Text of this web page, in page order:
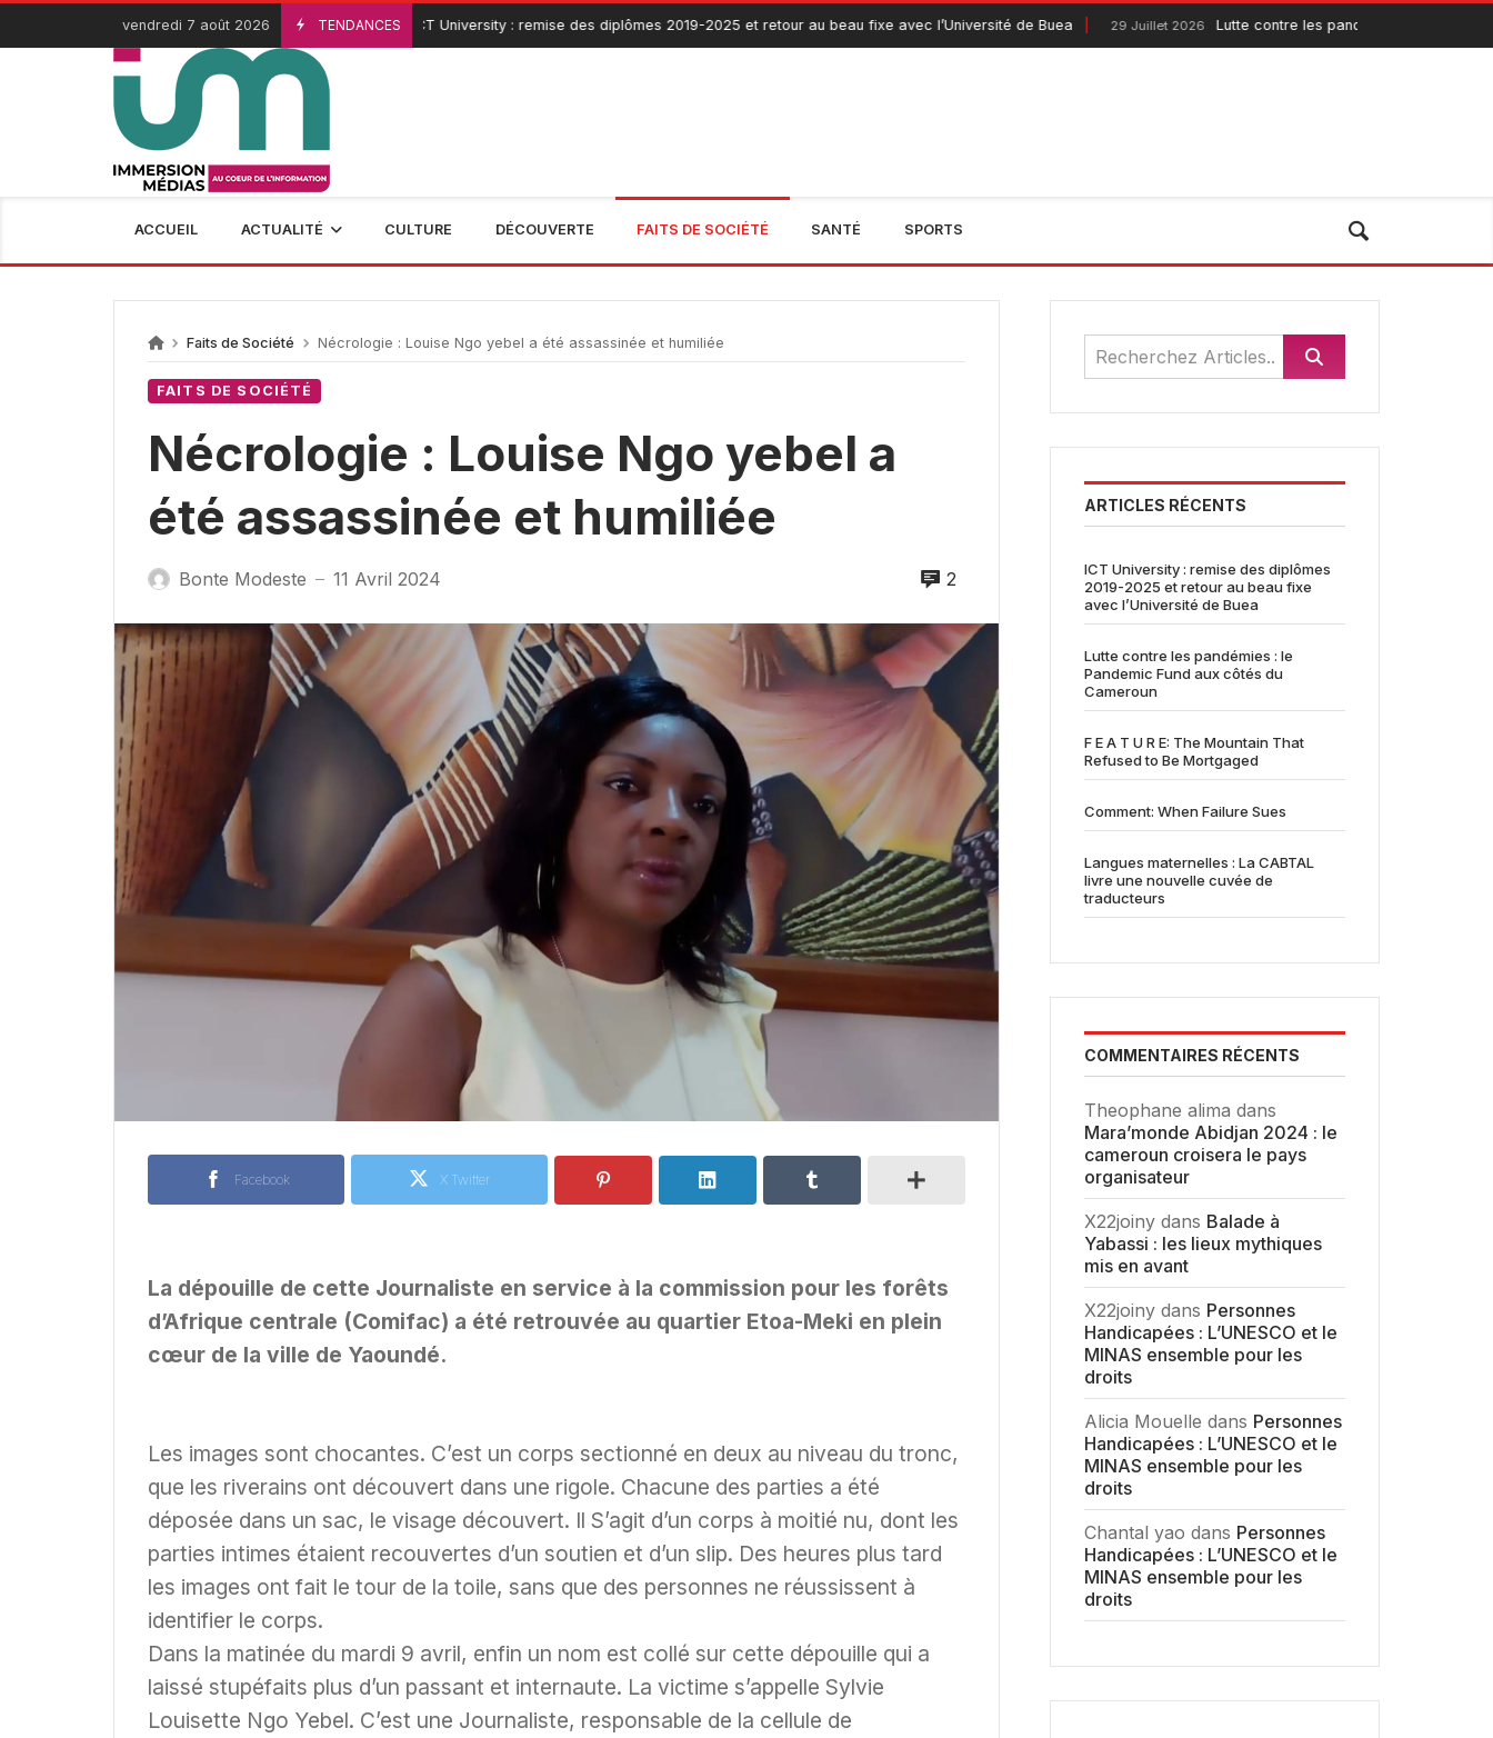
Passer
contenu
vendredi 7 août 2026 TENDANCES
3 Août 2026 ICT University : remise des diplômes 2019-2025 et retour au beau fixe avec l’Université de Buea 29 Juillet 2026 Lutte contre les pandémies : le Pandemic
ACCUEIL ACTUALITÉ CULTURE DÉCOUVERTE FAITS DE SOCIÉTÉ SANTÉ SPORTS
Faits de Société Nécrologie : Louise Ngo yebel a été assassinée et humiliée
FAITS DE SOCIÉTÉ
Nécrologie : Louise Ngo yebel a
été assassinée et humiliée
Bonte Modeste — 11 Avril 2024 2
Facebook X Twitter
La dépouille de cette Journaliste en service à la commission pour les forêts
d’Afrique centrale (Comifac) a été retrouvée au quartier Etoa-Meki en plein
cœur de la ville de Yaoundé.
Les images sont chocantes. C’est un corps sectionné en deux au niveau du tronc,
que les riverains ont découvert dans une rigole. Chacune des parties a été
déposée dans un sac, le visage découvert. Il S’agit d’un corps à moitié nu, dont les
parties intimes étaient recouvertes d’un soutien et d’un slip. Des heures plus tard
les images ont fait le tour de la toile, sans que des personnes ne réussissent à
identifier le corps.
Dans la matinée du mardi 9 avril, enfin un nom est collé sur cette dépouille qui a
laissé stupéfaits plus d’un passant et internaute. La victime s’appelle Sylvie
Louisette Ngo Yebel. C’est une Journaliste, responsable de la cellule de
ARTICLES RÉCENTS
ICT University : remise des diplômes
2019-2025 et retour au beau fixe
avec l’Université de Buea
Lutte contre les pandémies : le
Pandemic Fund aux côtés du
Cameroun
F E A T U R E: The Mountain That
Refused to Be Mortgaged
Comment: When Failure Sues
Langues maternelles : La CABTAL
livre une nouvelle cuvée de
traducteurs
COMMENTAIRES RÉCENTS
Theophane alima dans
Mara’monde Abidjan 2024 : le
cameroun croisera le pays
organisateur
X22joiny dans Balade à
Yabassi : les lieux mythiques
mis en avant
X22joiny dans Personnes
Handicapées : L’UNESCO et le
MINAS ensemble pour les
droits
Alicia Mouelle dans Personnes
Handicapées : L’UNESCO et le
MINAS ensemble pour les
droits
Chantal yao dans Personnes
Handicapées : L’UNESCO et le
MINAS ensemble pour les
droits